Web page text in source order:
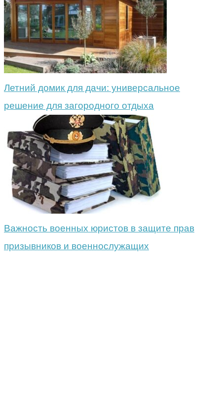
Летний домик для дачи: универсальное
решение для загородного отдыха
Важность военных юристов в защите прав
призывников и военнослужащих